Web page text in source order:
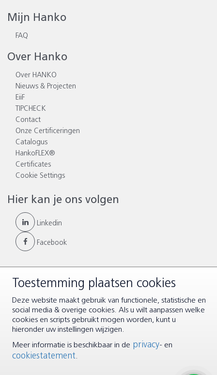
Mijn Hanko
FAQ
Over Hanko
Over HANKO
Nieuws & Projecten
EiiF
TIPCHECK
Contact
Onze Certificeringen
Catalogus
HankoFLEX®
Certificates
Cookie Settings
Hier kan je ons volgen
Linkedin
Facebook
Privacy
Toestemming plaatsen cookies
Deze website maakt gebruik van functionele, statistische en
social media & overige cookies. Als u wilt aanpassen welke
cookies en scripts gebruikt mogen worden, kunt u
hieronder uw instellingen wijzigen.
Meer informatie is beschikbaar in de privacy- en
cookiestatement.